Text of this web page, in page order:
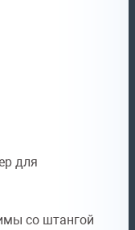
для
со штангой